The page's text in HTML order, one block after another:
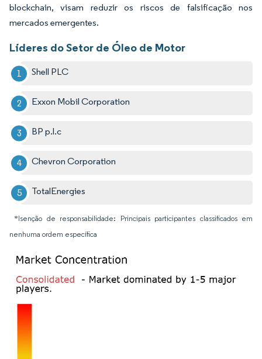
blockchain, visam reduzir os riscos de falsificação nos
mercados emergentes.
Líderes do Setor de Óleo de Motor
Shell PLC
Exxon Mobil Corporation
BP p.l.c
Chevron Corporation
TotalEnergies
*Isenção de responsabilidade: Principais participantes classificados em
nenhuma ordem específica